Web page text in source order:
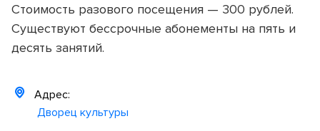
Стоимость разового посещения — 300 рублей.
Существуют бессрочные абонементы на пять и
десять занятий.
Адрес:
Дворец культуры